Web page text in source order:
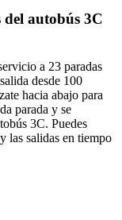
autobús 3C
a 23 paradas
desde 100
hacia abajo para
parada y se
3C. Puedes
las salidas en tiempo